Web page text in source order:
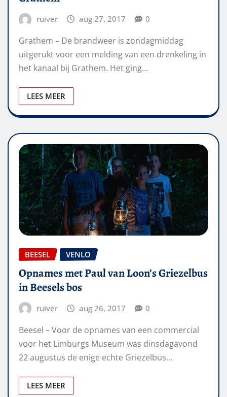
ruiver aug 27, 2017 0
Grathem – De brandweer is zondagmiddag
uitgerukt voor een melding van een drenkeling in
het kanaal bij Grathem. Het ging…
LEES MEER
BEESEL VENLO
Opnames met Paul van Loon’s Griezelbus
in Beesels bos
ruiver aug 26, 2017 0
Beesel – Voor de opnames van een commercial
voor het Limburgs Museum was dinsdagavond
22 augustus de enige echte Griezelbus…
LEES MEER